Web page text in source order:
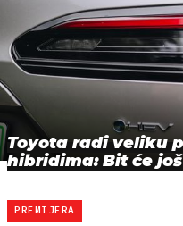
Toyota radi veliku
hibridima: Bit će
PREMIJERA